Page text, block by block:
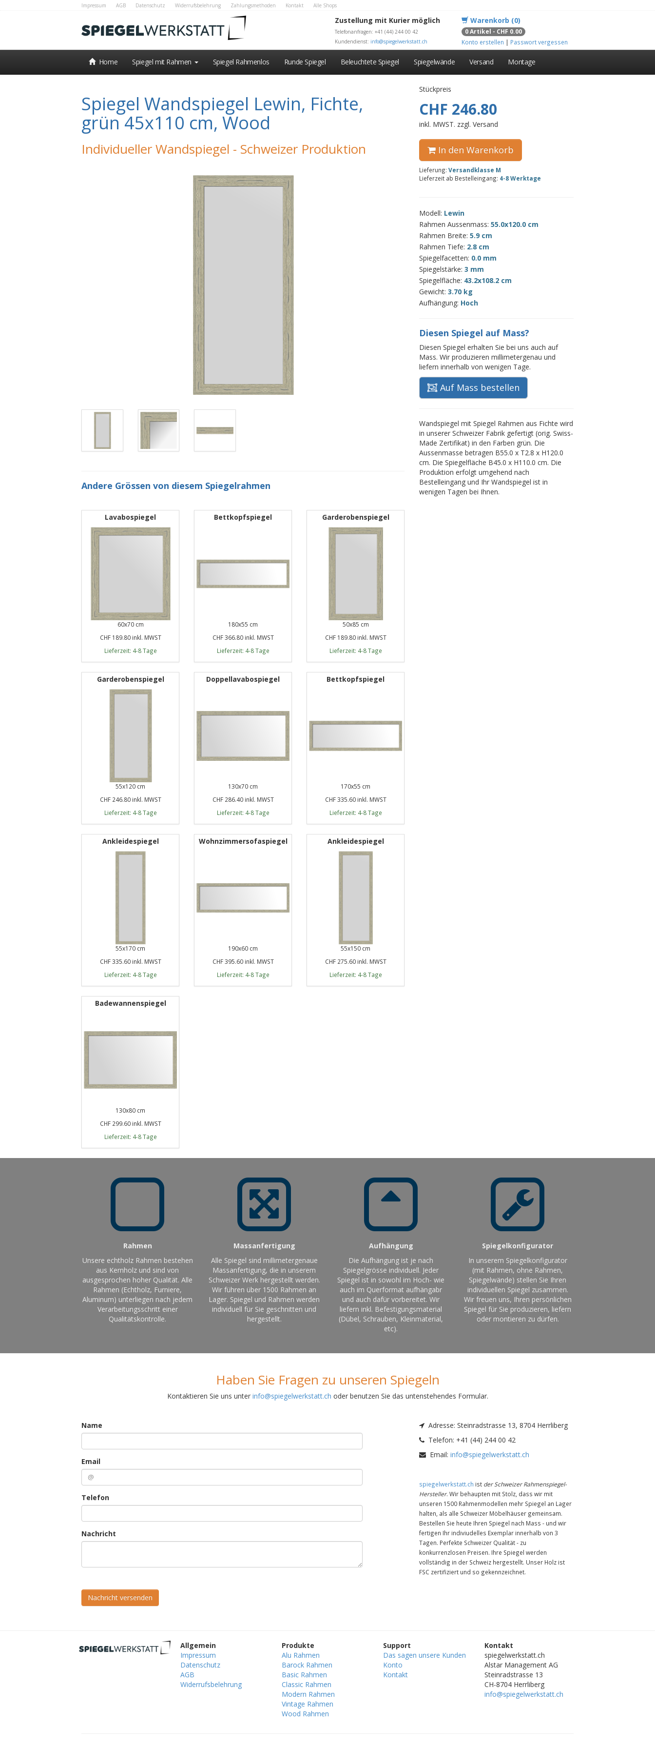
Impressum AGB Datenschutz Widerrufsbelehrung Zahlungsmethoden Kontakt Alle Shops
Zustellung mit Kurier möglich
Telefonanfragen: +41 (44) 244 00 42
Kundendienst: info@spiegelwerkstatt.ch
Warenkorb (0)
0 Artikel - CHF 0.00
Konto erstellen | Passwort vergessen
Home Spiegel mit Rahmen Spiegel Rahmenlos Runde Spiegel Beleuchtete Spiegel Spiegelwände Versand Montage
Spiegel Wandspiegel Lewin, Fichte,
grün 45x110 cm, Wood
Individueller Wandspiegel - Schweizer Produktion
Andere Grössen von diesem Spiegelrahmen
Lavabospiegel
60x70 cm
CHF 189.80 inkl. MWST
Lieferzeit: 4-8 Tage
Bettkopfspiegel
180x55 cm
CHF 366.80 inkl. MWST
Lieferzeit: 4-8 Tage
Garderobenspiegel
50x85 cm
CHF 189.80 inkl. MWST
Lieferzeit: 4-8 Tage
Garderobenspiegel
55x120 cm
CHF 246.80 inkl. MWST
Lieferzeit: 4-8 Tage
Doppellavabospiegel
130x70 cm
CHF 286.40 inkl. MWST
Lieferzeit: 4-8 Tage
Bettkopfspiegel
170x55 cm
CHF 335.60 inkl. MWST
Lieferzeit: 4-8 Tage
Ankleidespiegel
55x170 cm
CHF 335.60 inkl. MWST
Lieferzeit: 4-8 Tage
Wohnzimmersofaspiegel
190x60 cm
CHF 395.60 inkl. MWST
Lieferzeit: 4-8 Tage
Ankleidespiegel
55x150 cm
CHF 275.60 inkl. MWST
Lieferzeit: 4-8 Tage
Badewannenspiegel
130x80 cm
CHF 299.60 inkl. MWST
Lieferzeit: 4-8 Tage
Stückpreis
CHF 246.80
inkl. MWST. zzgl. Versand
In den Warenkorb
Lieferung:Versandklasse M
Lieferzeit ab Bestelleingang: 4-8 Werktage
Modell: Lewin
Rahmen Aussenmass:55.0x120.0 cm
Rahmen Breite:5.9 cm
Rahmen Tiefe: 2.8 cm
Spiegelfacetten: 0.0 mm
Spiegelstärke:3 mm
Spiegelfläche: 43.2x108.2 cm
Gewicht:3.70 kg
Aufhängung: Hoch
Diesen Spiegel auf Mass?
Diesen Spiegel erhalten Sie bei uns auch auf
Mass. Wir produzieren millimetergenau und
liefern innerhalb von wenigen Tage.
Auf Mass bestellen
Wandspiegel mit Spiegel Rahmen aus Fichte wird
in unserer Schweizer Fabrik gefertigt (orig. Swiss-
Made Zertifikat) in den Farben grün. Die
Aussenmasse betragen B55.0 x T2.8 x H120.0
cm. Die Spiegelfläche B45.0 x H110.0 cm. Die
Produktion erfolgt umgehend nach
Bestelleingang und Ihr Wandspiegel ist in
wenigen Tagen bei Ihnen.
Rahmen
Unsere echtholz Rahmen bestehen
aus Kernholz und sind von
ausgesprochen hoher Qualität. Alle
Rahmen (Echtholz, Furniere,
Aluminum) unterliegen nach jedem
Verarbeitungsschritt einer
Qualitätskontrolle.
Massanfertigung
Alle Spiegel sind millimetergenaue
Massanfertigung, die in unserem
Schweizer Werk hergestellt werden.
Wir führen über 1500 Rahmen an
Lager. Spiegel und Rahmen werden
individuell für Sie geschnitten und
hergestellt.
Aufhängung
Die Aufhängung ist je nach
Spiegelgrösse individuell. Jeder
Spiegel ist in sowohl im Hoch- wie
auch im Querformat aufhängabr
und auch dafür vorbereitet. Wir
liefern inkl. Befestigungsmaterial
(Dübel, Schrauben, Kleinmaterial,
etc).
Spiegelkonfigurator
In unserem Spiegelkonfigurator
(mit Rahmen, ohne Rahmen,
Spiegelwände) stellen Sie Ihren
individuellen Spiegel zusammen.
Wir freuen uns, Ihren persönlichen
Spiegel für Sie produzieren, liefern
oder montieren zu dürfen.
Haben Sie Fragen zu unseren Spiegeln
Kontaktieren Sie uns unter info@spiegelwerkstatt.ch oder benutzen Sie das untenstehendes Formular.
Name
Email
Telefon
Nachricht
Nachricht versenden
Adresse: Steinradstrasse 13, 8704 Herrliberg
Telefon: +41 (44) 244 00 42
Email: info@spiegelwerkstatt.ch
spiegelwerkstatt.ch ist der Schweizer Rahmenspiegel-
Hersteller. Wir behaupten mit Stolz, dass wir mit
unseren 1500 Rahmenmodellen mehr Spiegel an Lager
halten, als alle Schweizer Möbelhäuser gemeinsam.
Bestellen Sie heute Ihren Spiegel nach Mass - und wir
fertigen Ihr indiviudelles Exemplar innerhalb von 3
Tagen. Perfekte Schweizer Qualität - zu
konkurrenzlosen Preisen. Ihre Spiegel werden
vollständig in der Schweiz hergestellt. Unser Holz ist
FSC zertifiziert und so gekennzeichnet.
Allgemein
Impressum
Datenschutz
AGB
Widerrufsbelehrung
Produkte
Alu Rahmen
Barock Rahmen
Basic Rahmen
Classic Rahmen
Modern Rahmen
Vintage Rahmen
Wood Rahmen
Support
Das sagen unsere Kunden
Konto
Kontakt
Kontakt
spiegelwerkstatt.ch
Alstar Management AG
Steinradstrasse 13
CH-8704 Herrliberg
info@spiegelwerkstatt.ch